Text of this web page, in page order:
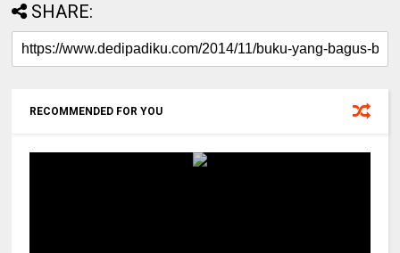
SHARE:
RECOMMENDED FOR YOU